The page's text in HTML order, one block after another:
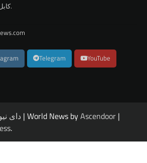
.. کابل افغانستان.
Telegram YouTube
دای | World News byAscendoor |
.